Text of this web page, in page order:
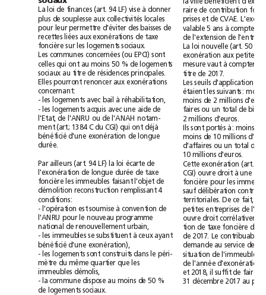
La loi de finances (art. 94 LF) vise à donner
plus de souplesse aux collectivités locales
pour leur permettre d'éviter des baisses de
recettes liées aux exonérations de taxe
foncière sur les logements sociaux.
Les communes concernées (ou EPCI) sont
celles qui ont au moins 50 % de logements
sociaux au titre de résidences principales.
Elles pourront renoncer aux
exonérations
concernant:
-
les logements avec à réhabilitation,
- les logements acquis avec une aide
de
l'Etat,
de l'ANRU ou de l'ANAH notam-
ment (art; 1384 C du CGI) qui ont
déjà
bénéficié
d'une exonération de longue
durée.
Par ailleurs (art. 94 LF) la loi écarte de
l'exonération de longue durée de taxe
foncière les immeubles faisant l'objet
de
démolition
reconstruction remplissant 4
conditions:
- l'opération est soumise à convention
de
l'ANRU
pour le nouveau programme
de renouvellement
urbain,
-
les immeubles se substituent à ceux ayant
bénéficié d'une
exonération),
-
les logements sont construits dans le péri-
mètre du même quartier que
les
immeubles
démolis,
- la commune dispose au moins de 50 %
de logements sociaux.
raire de contribution
prises et de
CVAE.
valable 5 ans à
de
l'extension
de
La
loi nouvelle (art. 50
exonération aux
mesure vaut à compter
titre de 2017.
Les seuils d'application
étaient les suivants:
moins de 2millions
faires
ou un de
2millions
d'euros.
Ils sont portés à: moins
moins
de
10millions
d'affaires
ou un total
10millions d'euros.
Cette exonération
(art.
CGI)
ouvre droit à
une
foncière
pour les
sauf délibération
territoriales. De ce
fait,
petites
entreprises
de
ouvre
droit
tion de taxe foncière
de 2017. Le
demande
au service
situation
de
l'immeuble
de
l'année
et2018, suffit de faire
31décembre 2017 au